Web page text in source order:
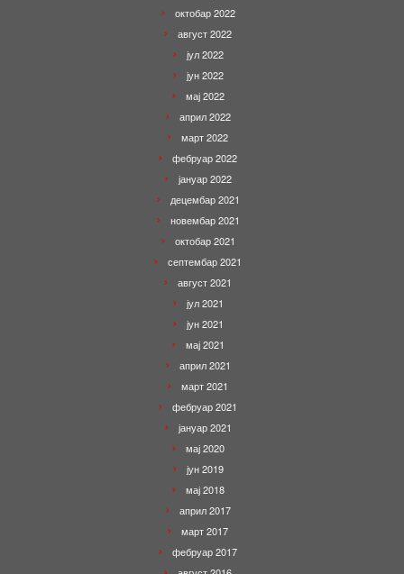
октобар 2022
август 2022
јул 2022
јун 2022
мај 2022
април 2022
март 2022
фебруар 2022
јануар 2022
децембар 2021
новембар 2021
октобар 2021
септембар 2021
август 2021
јул 2021
јун 2021
мај 2021
април 2021
март 2021
фебруар 2021
јануар 2021
мај 2020
јун 2019
мај 2018
април 2017
март 2017
фебруар 2017